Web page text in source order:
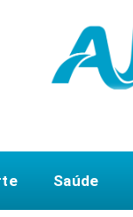
Saúde